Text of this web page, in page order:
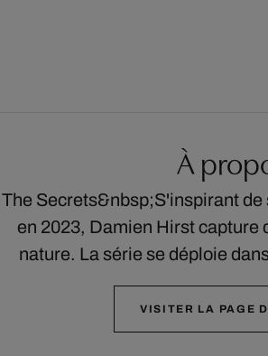
À
The Secrets&nbsp;S'inspirant
en 2023, Damien Hirst capture
nature. La série se déploie
VISITER LA PAGE